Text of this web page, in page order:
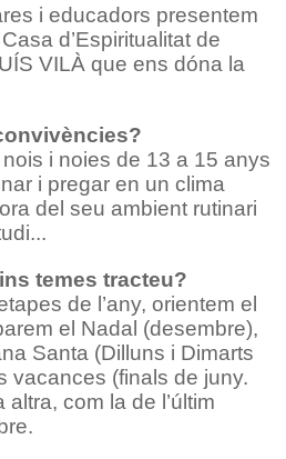
i educadors presentem
d’Espiritualitat de
VILÀ que ens dóna la
i noies de 13 a 15 anys
i pregar en un clima
del seu ambient rutinari
temes tracteu?
de l’any, orientem el
el Nadal (desembre),
Santa (Dilluns i Dimarts
vacances (finals de juny.
altra, com la de l’últim